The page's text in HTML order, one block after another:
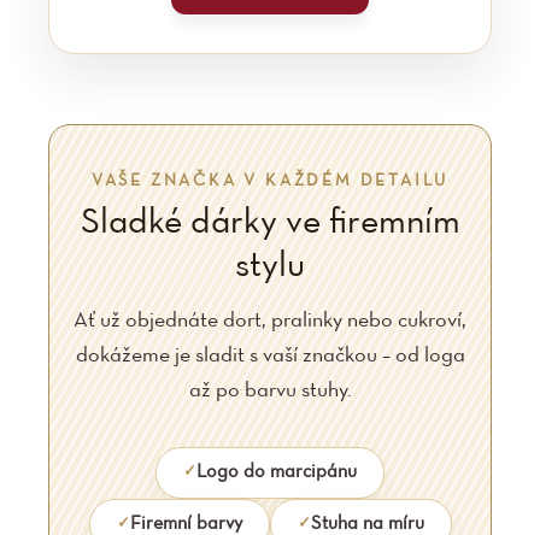
VAŠE ZNAČKA V KAŽDÉM DETAILU
Sladké dárky ve firemním
stylu
Ať už objednáte dort, pralinky nebo cukroví,
dokážeme je sladit s vaší značkou – od loga
až po barvu stuhy.
Logo do marcipánu
Firemní barvy Stuha na míru